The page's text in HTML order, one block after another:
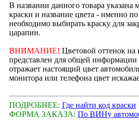
В названии данного товара указана
краски и название цвета - именно
необходимо выбирать краску для
царапин.
ВНИМАНИЕ! Цветовой оттенок на
представлен для общей
отражает настоящий цвет
монитора или телефона цвет
ПОДРОБНЕЕ: Где найти код краски
ФОРМА ЗАКАЗА: По ВИНу